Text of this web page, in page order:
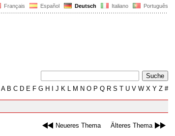
Français Español Deutsch Italiano Português
AB C D E F G H J K L M N O P Q R S T U V W X Y Z #
Neueres Thema Älteres Thema